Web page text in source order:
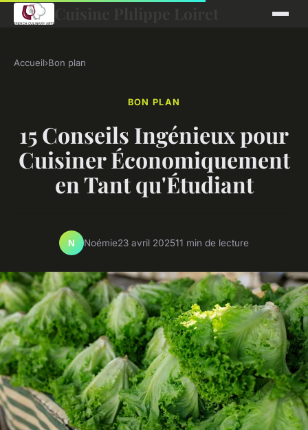
Accueil›Bon plan
BON PLAN
15 Conseils Ingénieux pour
Cuisiner Économiquement
en Tant qu'Étudiant
N Noémie23 avril 202511 min de lecture